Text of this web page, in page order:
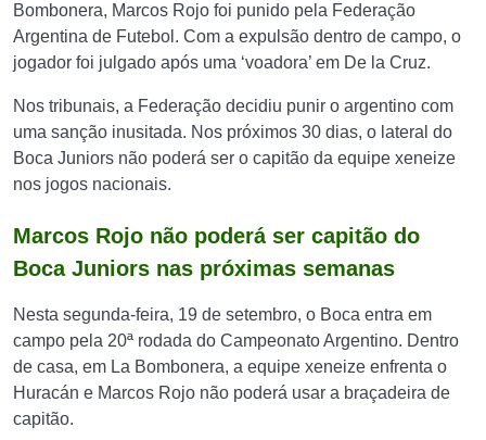
Bombonera, Marcos Rojo foi punido pela Federação
Argentina de Futebol. Com a expulsão dentro de campo, o
jogador foi julgado após uma ‘voadora’ em De la Cruz.
Nos tribunais, a Federação decidiu punir o argentino com
uma sanção inusitada. Nos próximos 30 dias, o lateral do
Boca Juniors não poderá ser o capitão da equipe xeneize
nos jogos nacionais.
Marcos Rojo não poderá ser capitão do
Boca Juniors nas próximas semanas
Nesta segunda-feira, 19 de setembro, o Boca entra em
campo pela 20ª rodada do Campeonato Argentino. Dentro
de casa, em La Bombonera, a equipe xeneize enfrenta o
Huracán e Marcos Rojo não poderá usar a braçadeira de
capitão.